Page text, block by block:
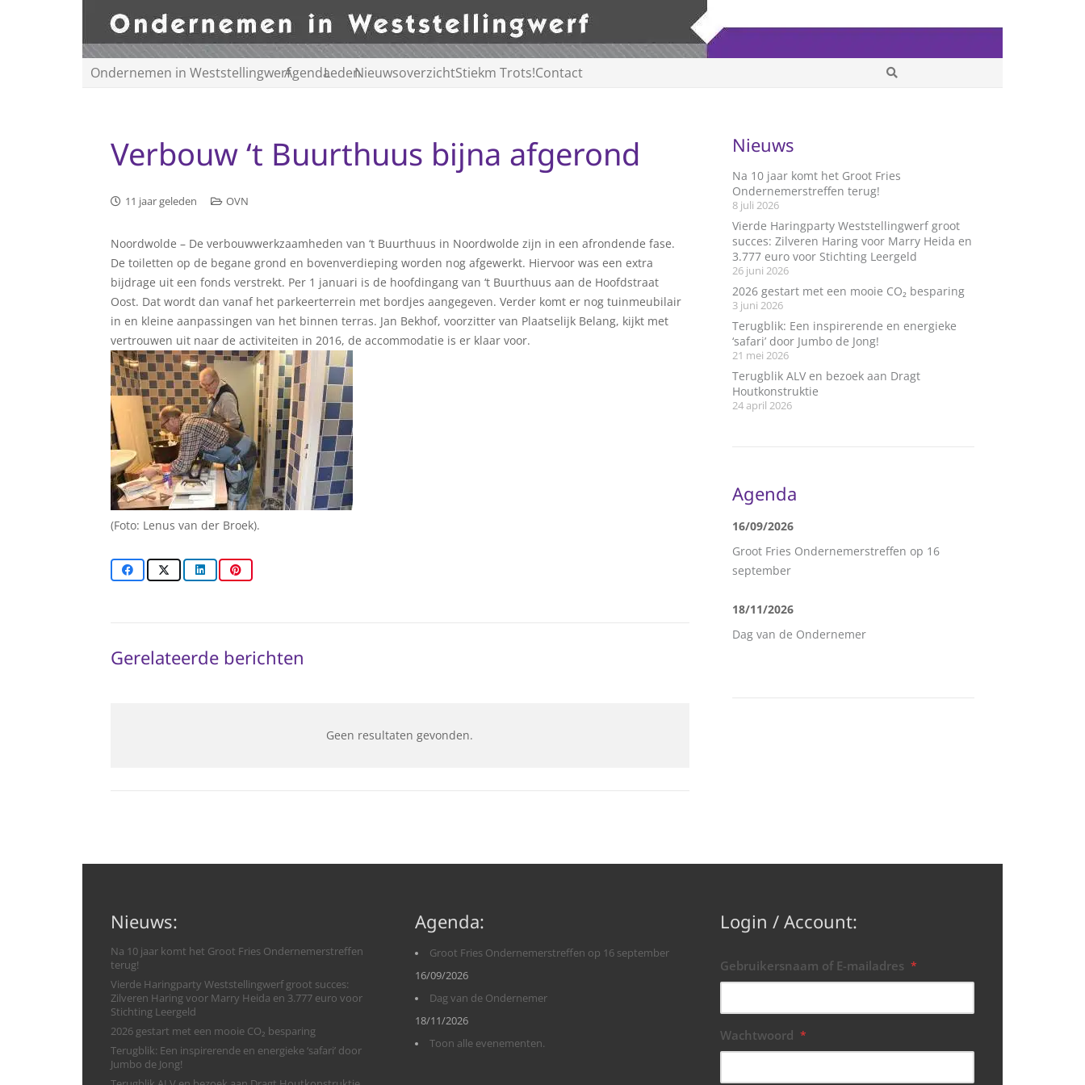
Ondernemen in WeststellingwerfAgendaLedenNieuwsoverzichtStiekm Trots!Contact
Verbouw ‘t Buurthuus bijna afgerond
11 jaar geleden OVN
Noordwolde – De verbouwwerkzaamheden van ‘t Buurthuus in Noordwolde zijn in een afrondende fase.
De toiletten op de begane grond en bovenverdieping worden nog afgewerkt. Hiervoor was een extra
bijdrage uit een fonds verstrekt. Per 1 januari is de hoofdingang van ‘t Buurthuus aan de Hoofdstraat
Oost. Dat wordt dan vanaf het parkeerterrein met bordjes aangegeven. Verder komt er nog tuinmeubilair
in en kleine aanpassingen van het binnen terras. Jan Bekhof, voorzitter van Plaatselijk Belang, kijkt met
vertrouwen uit naar de activiteiten in 2016, de accommodatie is er klaar voor.
(Foto: Lenus van der Broek).
Gerelateerde berichten
Geen resultaten gevonden.
Nieuws
Na 10 jaar komt het Groot Fries
Ondernemerstreffen terug!
8 juli 2026
Vierde Haringparty Weststellingwerf groot
succes: Zilveren Haring voor Marry Heida en
3.777 euro voor Stichting Leergeld
26 juni 2026
2026 gestart met een mooie CO₂ besparing
3 juni 2026
Terugblik: Een inspirerende en energieke
‘safari’ door Jumbo de Jong!
21 mei 2026
Terugblik ALV en bezoek aan Dragt
Houtkonstruktie
24 april 2026
Agenda
16/09/2026
Groot Fries Ondernemerstreffen op 16
september
18/11/2026
Dag van de Ondernemer
Nieuws:
Na 10 jaar komt het Groot Fries Ondernemerstreffen
terug!
Vierde Haringparty Weststellingwerf groot succes:
Zilveren Haring voor Marry Heida en 3.777 euro voor
Stichting Leergeld
2026 gestart met een mooie CO₂ besparing
Terugblik: Een inspirerende en energieke ‘safari’ door
Jumbo de Jong!
Agenda:
Groot Fries Ondernemerstreffen op 16 september
16/09/2026
Dag van de Ondernemer
18/11/2026
Toon alle evenementen.
Login / Account:
Gebruikersnaam of E-mailadres *
Wachtwoord *